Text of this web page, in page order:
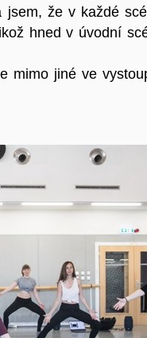
že v každé
hned v úvodní
mimo jiné ve